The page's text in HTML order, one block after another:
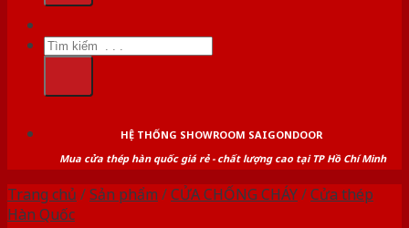
Tìm
kiếm:
HỆ THỐNG SHOWROOM SAIGONDOOR
Mua cửa thép hàn quốc giá rẻ - chất lượng cao tại TP Hồ Chí Minh
Trang chủ /Sản phẩm /CỬA CHỐNG CHÁY/Cửa thép
Hàn Quốc